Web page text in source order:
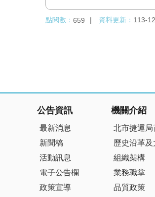
點閱數： 659 資料更新： 113-
公告資訊
最新消息
新聞稿
活動訊息
電子公告欄
政策宣導
機關介紹
北市捷運局
歷史沿革及
組織架構
業務職掌
品質政策